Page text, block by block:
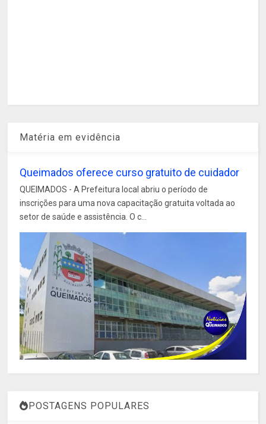
Matéria em evidência
Queimados oferece curso gratuito de cuidador
QUEIMADOS - A Prefeitura local abriu o período de
inscrições para uma nova capacitação gratuita voltada ao
setor de saúde e assistência. O c...
POSTAGENS POPULARES